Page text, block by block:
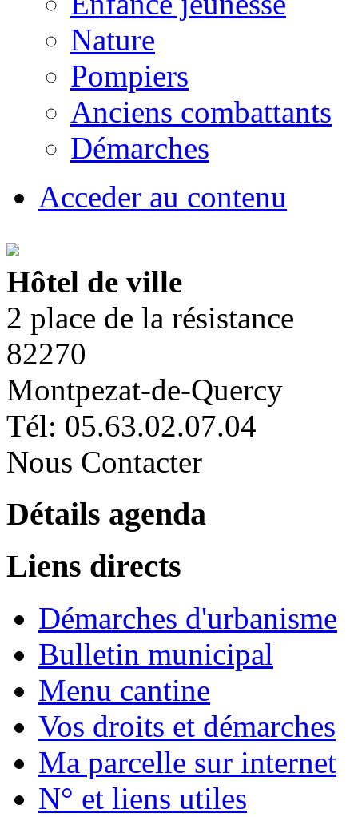
Nature
Pompiers
Anciens combattants
Démarches
Acceder au contenu
Hôtel de ville
2 place de la résistance
82270
Montpezat-de-Quercy
Tél: 05.63.02.07.04
Nous Contacter
Détails agenda
Liens directs
Démarches d'urbanisme
Bulletin municipal
Menu cantine
Vos droits et démarches
Ma parcelle sur internet
N° et liens utiles